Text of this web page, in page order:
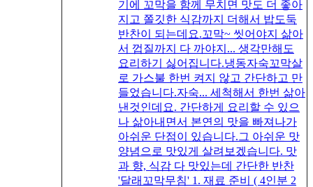
기에 꼬막을 함께 무치면 맛도 더 좋아
지고 쫄깃한 식감까지 더해서 밥도둑
반찬이 되는데요.꼬막~ 씻어야지 삶아
서 껍질까지 다 까야지... 생각만해도
요리하기 싫어집니다.냉동자숙꼬막살
로 가스불 한번 켜지 않고 간단하고 만
들었습니다.자숙... 세척해서 한번 삶아
낸것인데요. 간단하게 요리할 수 있으
나 삶아내면서 본연의 맛을 빠져나가
아쉬운 단점이 있습니다.그 아쉬운 맛
양념으로 맛있게 살려보겠습니다. 맛
과 향, 식감 다 맛있는데 간단한 반찬
'달래꼬막무침' 1. 재료 준비 ( 4인분 2